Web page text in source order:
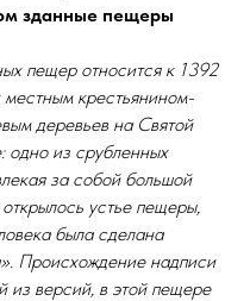
зданные пещеры
пещер относится к 1392
местным крестьянином-
деревьев на Святой
одно из срубленных
за собой большой
устье пещеры,
была сделана
Происхождение надписи
из версий, в этой пещере